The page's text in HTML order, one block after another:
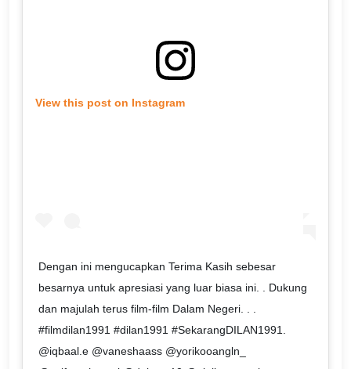
View this post on Instagram
Dengan ini mengucapkan Terima Kasih sebesar
besarnya untuk apresiasi yang luar biasa ini. . Dukung
dan majulah terus film-film Dalam Negeri. . .
#filmdilan1991 #dilan1991 #SekarangDILAN1991.
@iqbaal.e @vaneshaass @yorikooangln_